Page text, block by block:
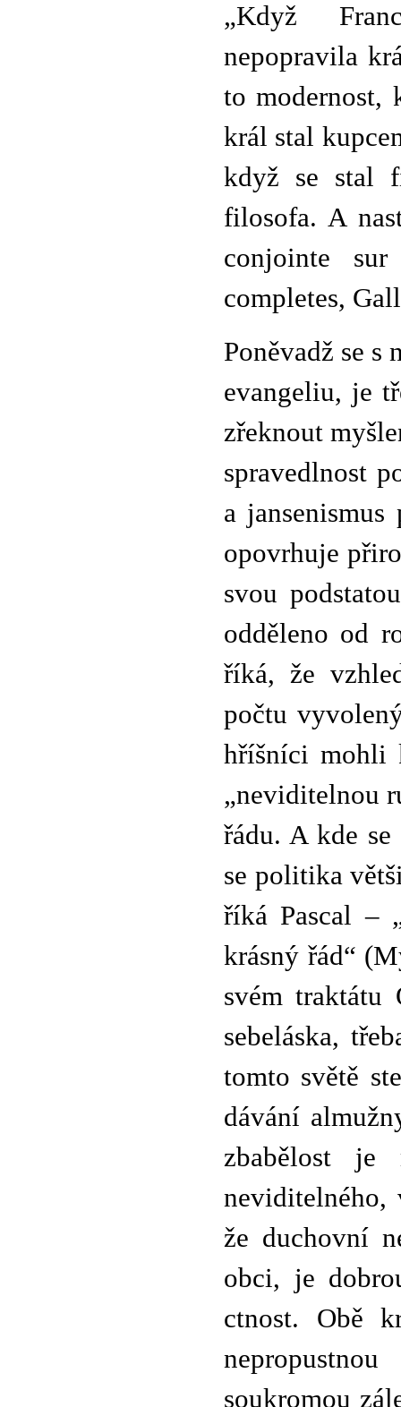
„Když
nepopravila
to modernost,
král stal
když se stal
filosofa. A
conjointe
completes,
Poněvadž se s
evangeliu, je
zřeknout
spravedlnost
a
opovrhuje
svou
odděleno od
říká, že
počtu
hříšníci mohli
„neviditelnou
řádu. A kde
se politika
říká Pascal –
krásný řád“
svém traktátu
sebeláska,
tomto světě
dávání
zbabělost je
neviditelného,
že duchovní
obci, je
ctnost. Obě
soukromou